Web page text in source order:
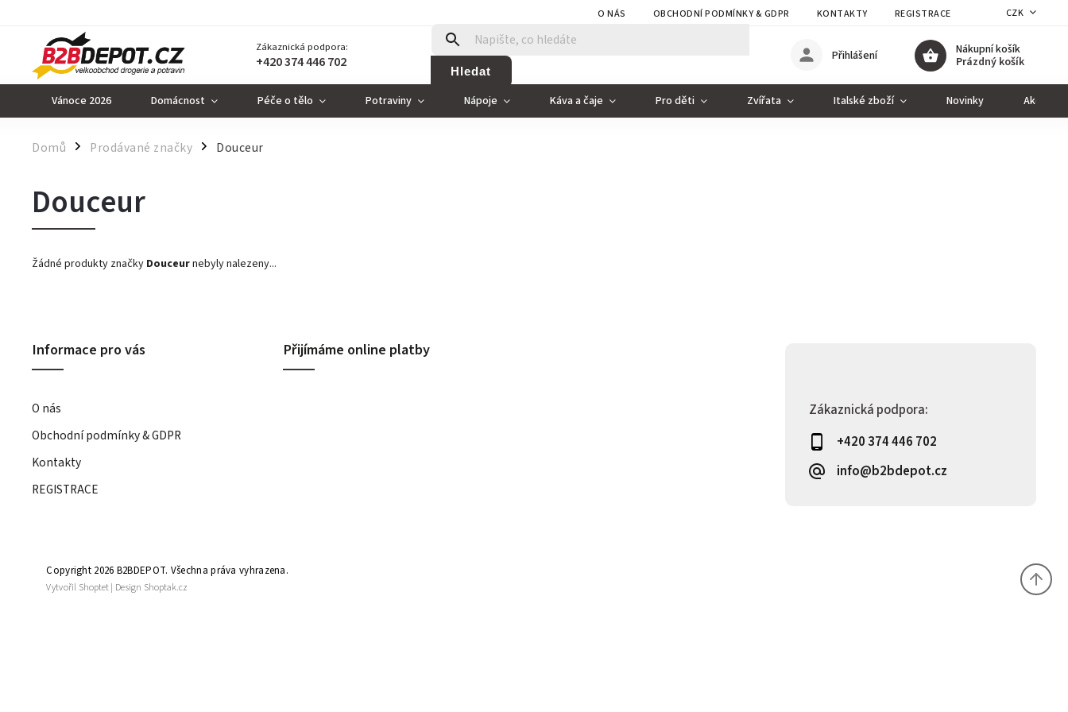
O NÁS OBCHODNÍ PODMÍNKY & GDPR KONTAKTY REGISTRACE CZK
Zákaznická podpora:
+420 374 446 702 Hledat
Nákupní košík
Prázdný košík
Přihlášení
Vánoce 2026 Domácnost Péče o tělo Potraviny Nápoje Káva a čaje Pro děti Zvířata Italské zboží Novinky Akce
Domů / Prodávané značky / Douceur
Douceur
Žádné produkty značky Douceurnebyly nalezeny...
Zákaznická podpora:
+420 374 446 702
info@b2bdepot.cz
Informace pro vás
O nás
Obchodní podmínky & GDPR
Kontakty
REGISTRACE
Přijímáme online platby
Copyright 2026 B2BDEPOT. Všechna práva vyhrazena.
Vytvořil Shoptet| Design Shoptak.cz